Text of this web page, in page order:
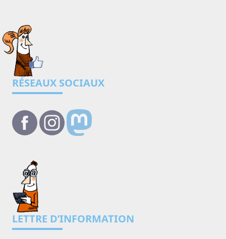
RÉSEAUX SOCIAUX
LETTRE D’INFORMATION